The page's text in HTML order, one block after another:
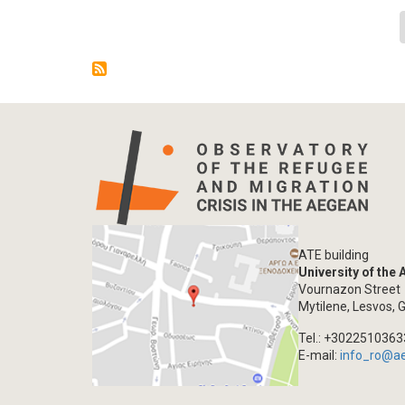
ATE building
University of the
Vournazon Street
Mytilene, Lesvos,
Tel.:
E-mail: